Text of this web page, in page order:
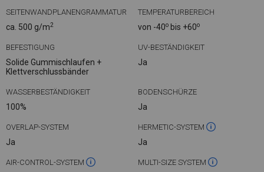
SEITENWANDPLANENGRAMMATUR
ca. 500 g/m2
TEMPERATURBEREICH
von -40o bis +60o
BEFESTIGUNG
Solide Gummischlaufen +
Klettverschlussbänder
UV-BESTÄNDIGKEIT
Ja
WASSERBESTÄNDIGKEIT
100%
BODENSCHÜRZE
Ja
OVERLAP-SYSTEM
Ja
HERMETIC-SYSTEM
Ja
AIR-CONTROL-SYSTEM MULTI-SIZE SYSTEM